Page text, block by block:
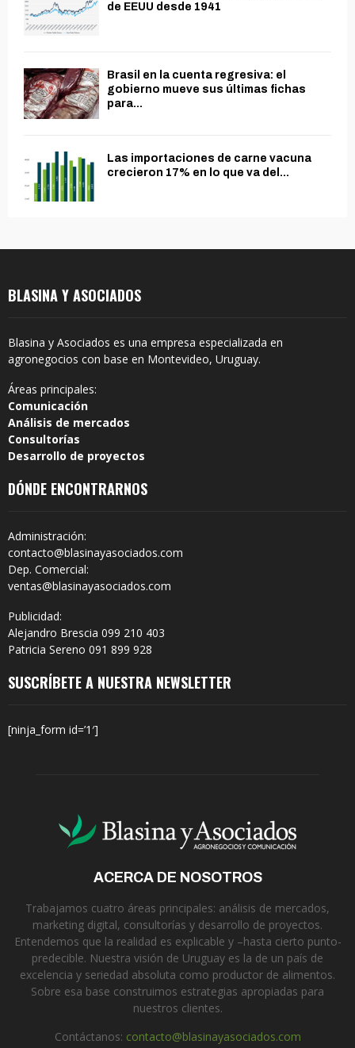
de EEUU desde 1941
Brasil en la cuenta regresiva: el
gobierno mueve sus últimas fichas
para...
Las importaciones de carne vacuna
crecieron 17% en lo que va del...
BLASINA Y ASOCIADOS
Blasina y Asociados es una empresa especializada en
agronegocios con base en Montevideo, Uruguay.
Áreas principales:
Comunicación
Análisis de mercados
Consultorías
Desarrollo de proyectos
DÓNDE ENCONTRARNOS
Administración:
contacto@blasinayasociados.com
Dep. Comercial:
ventas@blasinayasociados.com
Publicidad:
Alejandro Brescia 099 210 403
Patricia Sereno 091 899 928
SUSCRÍBETE A NUESTRA NEWSLETTER
[ninja_form id=’1′]
ACERCA DE NOSOTROS
Trabajamos cuatro áreas principales: análisis de mercados,
marketing digital, consultorías y desarrollo de proyectos.
Entendemos que la realidad es explicable y –hasta cierto punto-
predecible. Nuestra visión de Uruguay es la de un país de
excelencia y seriedad absoluta como productor de alimentos.
Sobre esa base construimos estrategias apropiadas para
nuestros clientes.
Contáctanos: contacto@blasinayasociados.com